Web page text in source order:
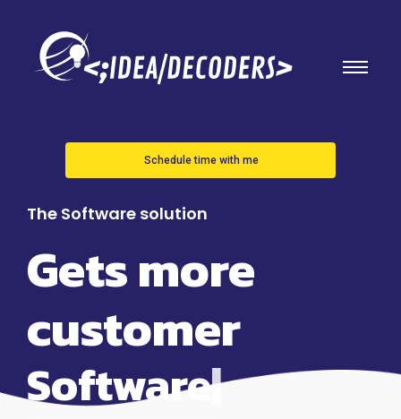
Schedule time with me
The Software solution
Gets more
customer
Software|